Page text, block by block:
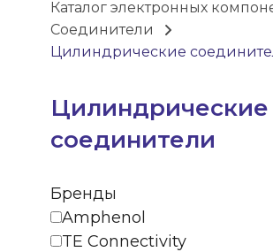
Каталог электронных
Соединители
Цилиндрические
Цилиндрические
соединители
Бренды
Amphenol
TE Connectivity